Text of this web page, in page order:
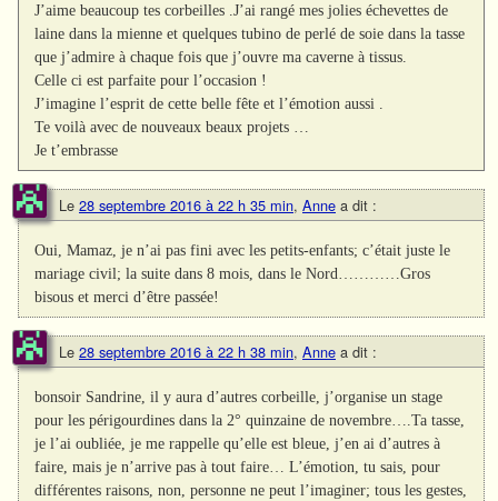
J’aime beaucoup tes corbeilles .J’ai rangé mes jolies échevettes de
laine dans la mienne et quelques tubino de perlé de soie dans la tasse
que j’admire à chaque fois que j’ouvre ma caverne à tissus.
Celle ci est parfaite pour l’occasion !
J’imagine l’esprit de cette belle fête et l’émotion aussi .
Te voilà avec de nouveaux beaux projets …
Je t’embrasse
Le 28 septembre 2016 à 22 h 35 min, Anne a dit :
Oui, Mamaz, je n’ai pas fini avec les petits-enfants; c’était juste le
mariage civil; la suite dans 8 mois, dans le Nord…………Gros
bisous et merci d’être passée!
Le 28 septembre 2016 à 22 h 38 min, Anne a dit :
bonsoir Sandrine, il y aura d’autres corbeille, j’organise un stage
pour les périgourdines dans la 2° quinzaine de novembre….Ta tasse,
je l’ai oubliée, je me rappelle qu’elle est bleue, j’en ai d’autres à
faire, mais je n’arrive pas à tout faire… L’émotion, tu sais, pour
différentes raisons, non, personne ne peut l’imaginer; tous les gestes,